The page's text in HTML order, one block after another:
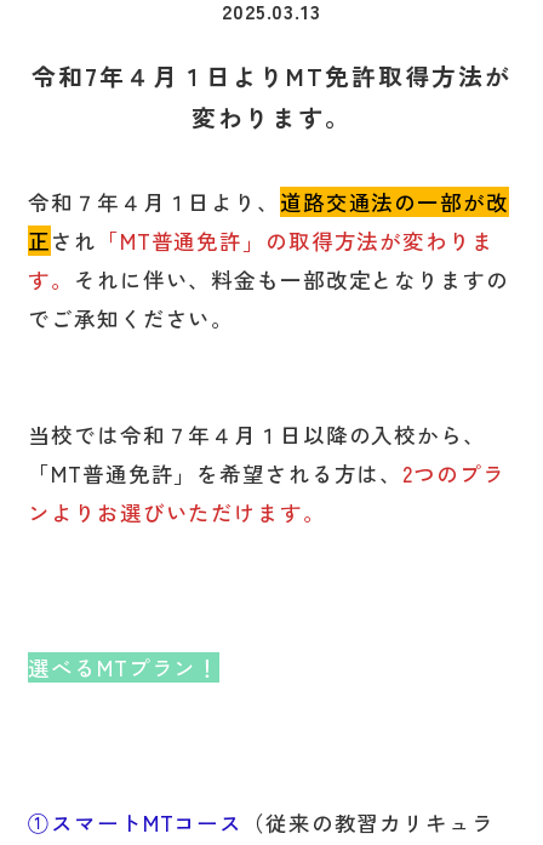
料金・プラン
よくある質問
採用情報
在校生の方へ
2025.03.13
令和7年４月１日よりMT免許取得方法が
変わります。
令和７年４月１日より、 道路交通法の一部が改
正され 「MT普通免許」の取得方法が変わりま
す。 それに伴い、料金も一部改定となりますの
でご承知ください。
当校では令和７年４月１日以降の入校から、
「MT普通免許」を希望される方は、 2つのプラ
ンよりお選びいただけます。
選べるMTプラン！
①スマートMTコース （従来の教習カリキュラ